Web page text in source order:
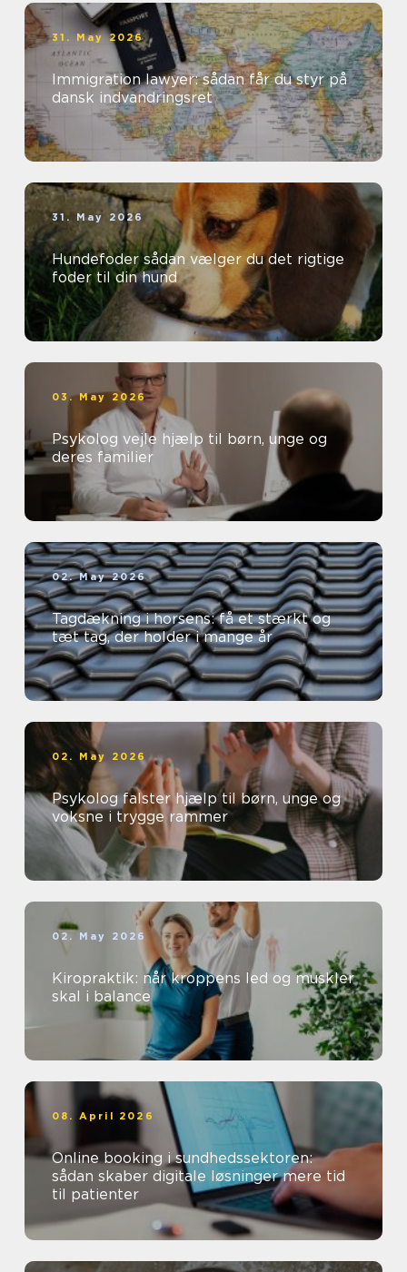
31. May 2026
Immigration lawyer: sådan får du styr på
dansk indvandringsret
31. May 2026
Hundefoder sådan vælger du det rigtige
foder til din hund
03. May 2026
Psykolog vejle hjælp til børn, unge og
deres familier
02. May 2026
Tagdækning i horsens: få et stærkt og
tæt tag, der holder i mange år
02. May 2026
Psykolog falster hjælp til børn, unge og
voksne i trygge rammer
02. May 2026
Kiropraktik: når kroppens led og muskler
skal i balance
08. April 2026
Online booking i sundhedssektoren:
sådan skaber digitale løsninger mere tid
til patienter